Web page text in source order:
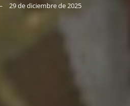
29 de diciembre de 2025